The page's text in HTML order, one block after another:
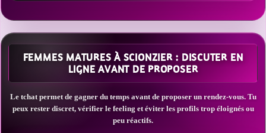
FEMMES MATURES À SCIONZIER : DISCUTER EN
LIGNE AVANT DE PROPOSER
Le tchat permet de gagner du temps avant de proposer un rendez-vous. Tu
peux rester discret, vérifier le feeling et éviter les profils trop éloignés ou
peu réactifs.